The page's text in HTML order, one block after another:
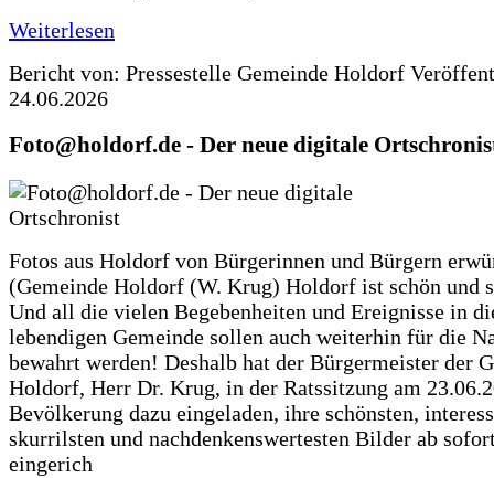
Weiterlesen
Bericht von: Pressestelle Gemeinde Holdorf
24.06.2026
Foto@holdorf.de - Der neue digitale
Fotos aus Holdorf von Bürgerinnen und Bürgern
(Gemeinde Holdorf (W. Krug) Holdorf ist schön und
Und all die vielen Begebenheiten und Ereignisse in
lebendigen Gemeinde sollen auch weiterhin für die
bewahrt werden! Deshalb hat der Bürgermeister der
Holdorf, Herr Dr. Krug, in der Ratssitzung am
Bevölkerung dazu eingeladen, ihre schönsten,
skurrilsten und nachdenkenswertesten Bilder ab
eingerich